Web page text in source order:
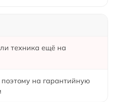
техника ещё на
на гарантийную